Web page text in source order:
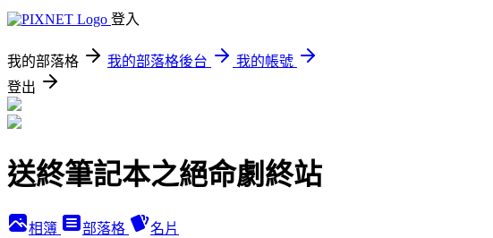
登入
我的部落格 我的部落格後台
我的帳號
登出
送終筆記本之絕命劇終站
相簿 部落格 名片